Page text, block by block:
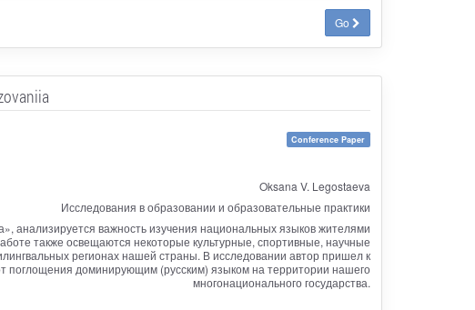
Go
Conference Paper
Oksana V. Legostaeva
Исследования в образовании и образовательные практики
анализируется важность изучения национальных языков жителями
также освещаются некоторые культурные, спортивные, научные
регионах нашей страны. В исследовании автор пришел к
поглощения доминирующим (русским) языком на территории нашего
многонационального государства.